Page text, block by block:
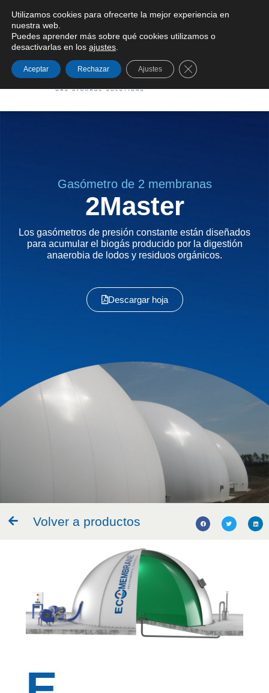
Gasómetro de 2 membranas
2Master
Los gasómetros de presión constante están diseñados
para acumular el biogás producido por la digestión
anaerobia de lodos y residuos orgánicos.
Descargar hoja
Volver a productos
Utilizamos cookies para ofrecerte la mejor experiencia en
nuestra web.
Puedes aprender más sobre qué cookies utilizamos o
desactivarlas en los ajustes
Aceptar Rechazar Ajustes Cerrar el banner de